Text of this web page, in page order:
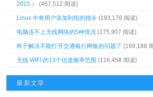
2015 ）
(467,512 阅读)
Linux 中将用户添加到组的指令 (193,176 阅读)
电脑连不上无线网络的5种情况 (175,907 阅读)
终于解决不能打开交通银行网银的问题了 (169,188
无线 WIFI 的13个信道频率范围 (116,458 阅读)
最新文章